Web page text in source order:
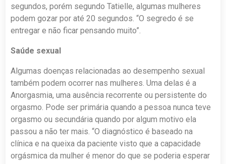
segundos, porém segundo Tatielle, algumas mulheres
podem gozar por até 20 segundos. “O segredo é se
entregar e não ficar pensando muito”.
Saúde sexual
Algumas doenças relacionadas ao desempenho sexual
também podem ocorrer nas mulheres. Uma delas é a
Anorgasmia, uma ausência recorrente ou persistente do
orgasmo. Pode ser primária quando a pessoa nunca teve
orgasmo ou secundária quando por algum motivo ela
passou a não ter mais. “O diagnóstico é baseado na
clínica e na queixa da paciente visto que a capacidade
orgásmica da mulher é menor do que se poderia esperar